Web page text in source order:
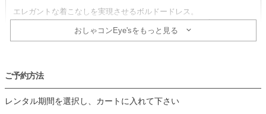
エレガントな着こなしを実現させるボルドードレス。
着心地の良いゆったりとしたデザインで、マタニティの方におすすめ
おしゃコンEye'sをもっと見る
ブラック小物で揃えると、大人の女性の雰囲気漂う装いに。
ご予約方法
レンタル期間を選択し、カートに入れて下さい